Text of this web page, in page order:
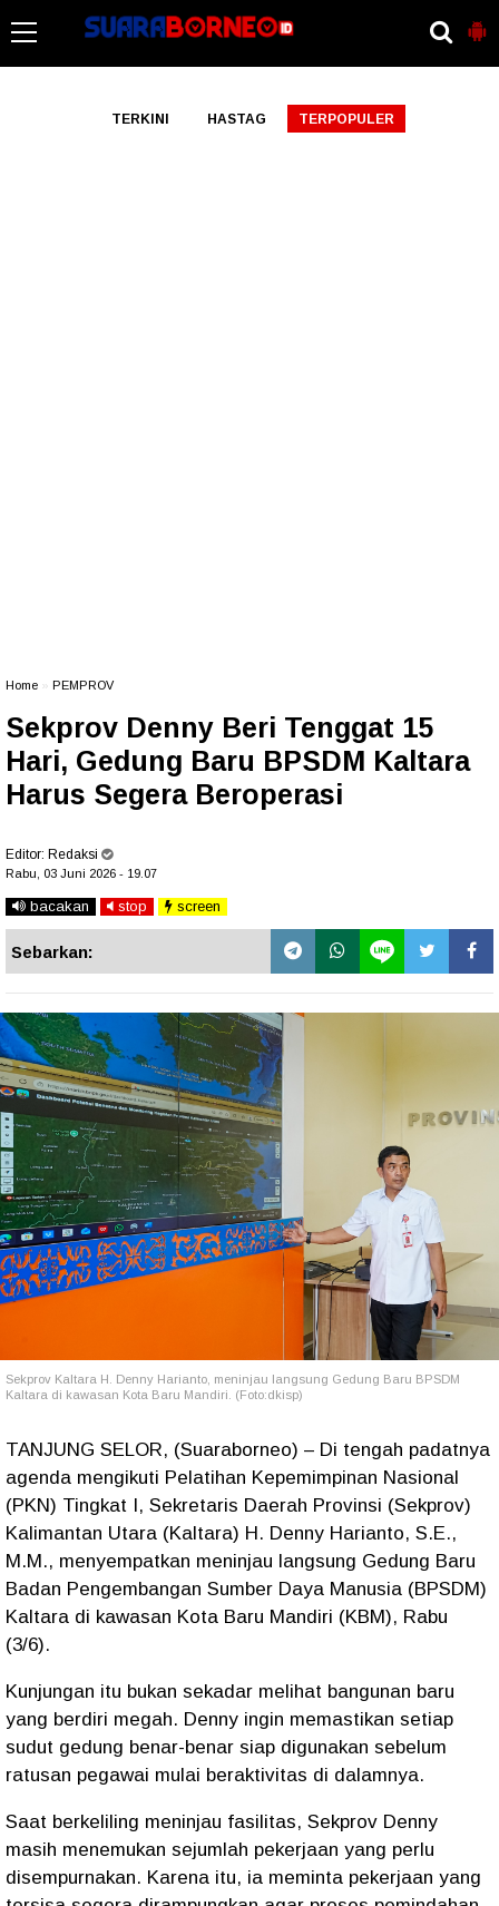
TERKINI HASTAG TERPOPULER
Home PEMPROV
Sekprov Denny Beri Tenggat 15
Hari, Gedung Baru BPSDM Kaltara
Harus Segera Beroperasi
Editor: Redaksi
Rabu, 03 Juni 2026 - 19.07
bacakan stop screen
Sebarkan:
Sekprov Kaltara H. Denny Harianto, meninjau langsung Gedung Baru BPSDM
Kaltara di kawasan Kota Baru Mandiri. (Foto:dkisp)
TANJUNG SELOR, (Suaraborneo) – Di tengah padatnya
agenda mengikuti Pelatihan Kepemimpinan Nasional
(PKN) Tingkat I, Sekretaris Daerah Provinsi (Sekprov)
Kalimantan Utara (Kaltara) H. Denny Harianto, S.E.,
M.M., menyempatkan meninjau langsung Gedung Baru
Badan Pengembangan Sumber Daya Manusia (BPSDM)
Kaltara di kawasan Kota Baru Mandiri (KBM), Rabu
(3/6).
Kunjungan itu bukan sekadar melihat bangunan baru
yang berdiri megah. Denny ingin memastikan setiap
sudut gedung benar-benar siap digunakan sebelum
ratusan pegawai mulai beraktivitas di dalamnya.
Saat berkeliling meninjau fasilitas, Sekprov Denny
masih menemukan sejumlah pekerjaan yang perlu
disempurnakan. Karena itu, ia meminta pekerjaan yang